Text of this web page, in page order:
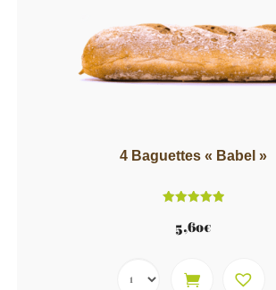
4 Baguettes « Babel »
5.00
sur 5
5,60€